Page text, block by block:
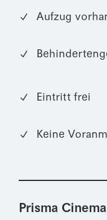
Aufzug
Eintritt frei
Keine
Prisma